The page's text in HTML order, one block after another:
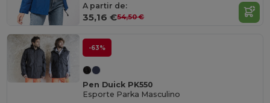
A partir de:
35,16 €54,50 €
-63%
Pen Duick PK550
Esporte Parka Masculino